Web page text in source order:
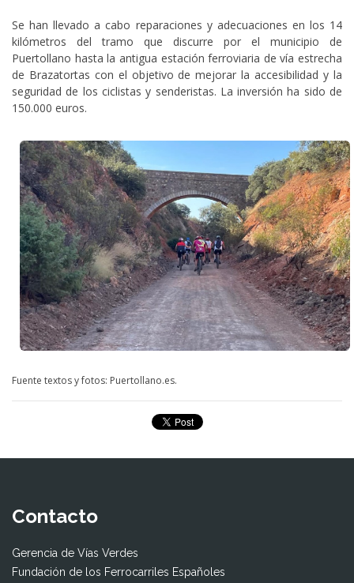
Se han llevado a cabo reparaciones y adecuaciones en los 14
kilómetros del tramo que discurre por el municipio de
Puertollano hasta la antigua estación ferroviaria de vía estrecha
de Brazatortas con el objetivo de mejorar la accesibilidad y la
seguridad de los ciclistas y senderistas. La inversión ha sido de
150.000 euros.
Fuente textos y fotos: Puertollano.es.
Contacto
Gerencia de Vías Verdes
Fundación de los Ferrocarriles Españoles